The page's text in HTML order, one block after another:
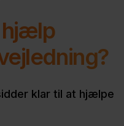
hjælp
klar til at hjælpe